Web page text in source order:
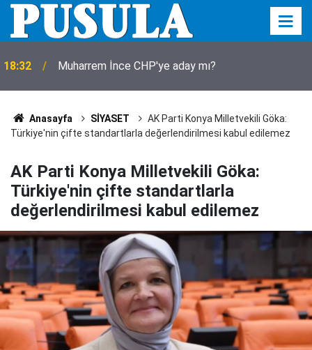
18:15
Oğlunu cenaze aracına koydu, dizlerinin üzerine
çöküp feryat etti: Ciğerimi yaktın
Anasayfa SİYASET
AK Parti Konya Milletvekili Göka:
Türkiye'nin çifte standartlarla değerlendirilmesi kabul edilemez
AK Parti Konya Milletvekili Göka:
Türkiye'nin çifte standartlarla
değerlendirilmesi kabul edilemez